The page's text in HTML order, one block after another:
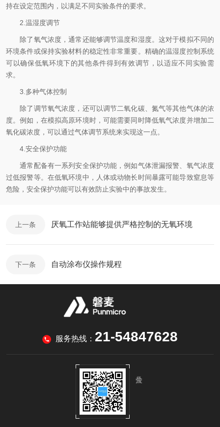
持在设定范围内，以满足不同实验条件的要求。
2.温湿度调节
除了氧气浓度，通常还能够调节温度和湿度。这对于模拟不同的
环境条件或保持实验材料的稳定性非常重要。精确的温湿度控制系统
可以确保低氧环境下的其他条件得到有效调节，以适应不同实验需
求。
3.多种气体控制
除了调节氧气浓度，还可以调节二氧化碳、氮气等其他气体的浓
度。例如，在模拟高原环境时，可能需要同时降低氧气浓度并增加二
氧化碳浓度，可以通过气体调节系统来实现这一点。
4.安全保护功能
通常配备有一系列安全保护功能，例如气体泄漏报警、氧气浓度
过低报警等。在低氧环境中，人体或动物长时间暴露可能导致窒息等
危险，安全保护功能可以有效防止实验中的事故发生。
上一条 厌氧工作站能够提供严格控制的无氧环境
下一条 自动涂布仪操作规程
服务热线： 21-54847628